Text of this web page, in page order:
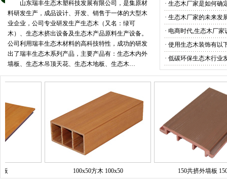
山东瑞丰生态木塑科技发展有限公司，是集原材
料研发生产，成品设计、开发、销售于一体的大型木
业企业，公司专业研发生产生态木（又名：绿可
木）、生态木挤出设备及生态木产品原料生产设备。
公司利用瑞丰生态木材料的高科技特性，成功的研发
出了瑞丰生态木系列产品，主要产品有：生态木内外
墙板、生态木吊顶天花、生态木地板、生态木…
· 生态木厂家是如何确
· 生态木厂家的未来发
· 电商时代,生态木厂家
· 使用生态木装饰有以
· 低碳环保生态木行业
100x50方木 100x50 150共挤外墙板 150x18